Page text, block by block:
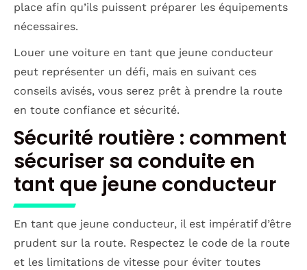
place afin qu’ils puissent préparer les équipements
nécessaires.
Louer une voiture en tant que jeune conducteur
peut représenter un défi, mais en suivant ces
conseils avisés, vous serez prêt à prendre la route
en toute confiance et sécurité.
Sécurité routière : comment
sécuriser sa conduite en
tant que jeune conducteur
En tant que jeune conducteur, il est impératif d’être
prudent sur la route. Respectez le code de la route
et les limitations de vitesse pour éviter toutes